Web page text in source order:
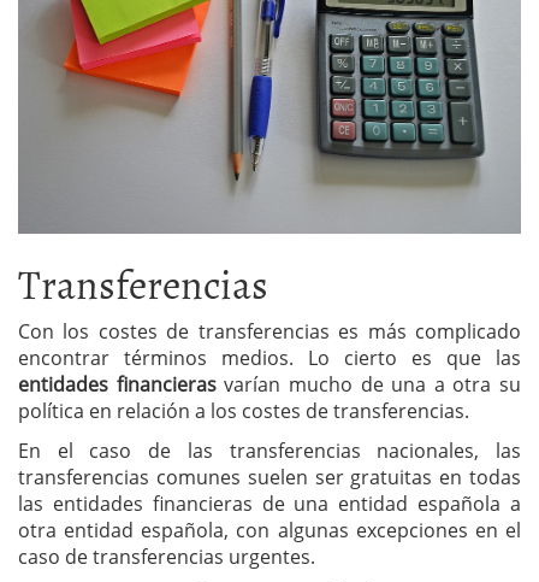
Transferencias
Con los costes de transferencias es más complicado
encontrar términos medios. Lo cierto es que las
entidades financierasvarían mucho de una a otra su
política en relación a los costes de transferencias.
En el caso de las transferencias nacionales, las
transferencias comunes suelen ser gratuitas en todas
las entidades financieras de una entidad española a
otra entidad española, con algunas excepciones en el
caso de transferencias urgentes.